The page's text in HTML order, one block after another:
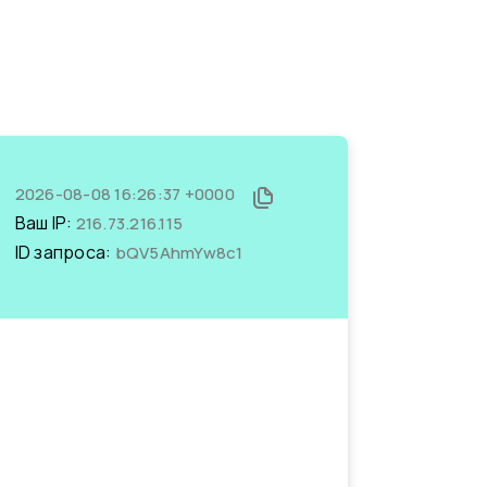
2026-08-08 16:26:37 +0000
Ваш IP: 216.73.216.115
ID запроса: bQV5AhmYw8c1